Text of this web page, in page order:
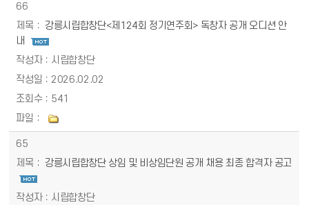
66
강릉시립합창단<제124회 정기연주회> 독창자 공개 오디션 안
내
시립합창단
2026.02.02
541
65
강릉시립합창단 상임 및 비상임단원 공개 채용 최종 합격자 공고
시립합창단